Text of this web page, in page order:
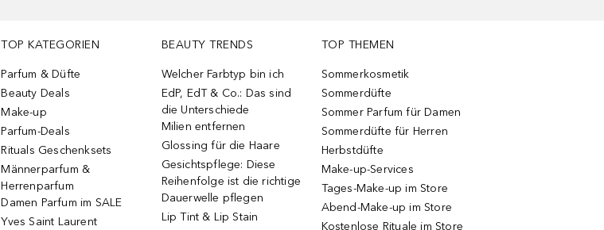
TOP KATEGORIEN
Parfum & Düfte
Beauty Deals
Make-up
Parfum-Deals
Rituals Geschenksets
Männerparfum &
Herrenparfum
Damen Parfum im SALE
Yves Saint Laurent
BEAUTY TRENDS
Welcher Farbtyp bin ich
EdP, EdT & Co.: Das sind
die Unterschiede
Milien entfernen
Glossing für die Haare
Gesichtspflege: Diese
Reihenfolge ist die richtige
Dauerwelle pflegen
Lip Tint & Lip Stain
TOP THEMEN
Sommerkosmetik
Sommerdüfte
Sommer Parfum für Damen
Sommerdüfte für Herren
Herbstdüfte
Make-up-Services
Tages-Make-up im Store
Abend-Make-up im Store
Kostenlose Rituale im Store